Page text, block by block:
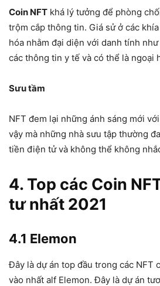
Coin NFT khá lý tưởng để phòng
trộm cắp thông tin. Giá sử ở các
hóa nhằm đại diện với danh tính
các thông tin y tế và có thể là ngoại
Sưu tầm
NFT đem lại những ánh sáng mới
vậy mà những nhà sưu tập thường
tiền điện tử và không thể không
4. Top các Coin
tư nhất 2021
4.1 Elemon
Đây là dự án top đầu trong các NFT
vào nhất alf Elemon. Đây là dự án